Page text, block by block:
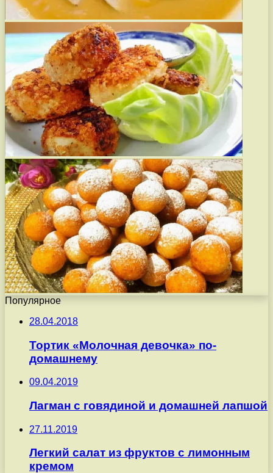
Популярное
28.04.2018
Тортик «Молочная девочка» по-
домашнему
09.04.2019
Лагман с говядиной и домашней лапшой
27.11.2019
Легкий салат из фруктов с лимонным
кремом